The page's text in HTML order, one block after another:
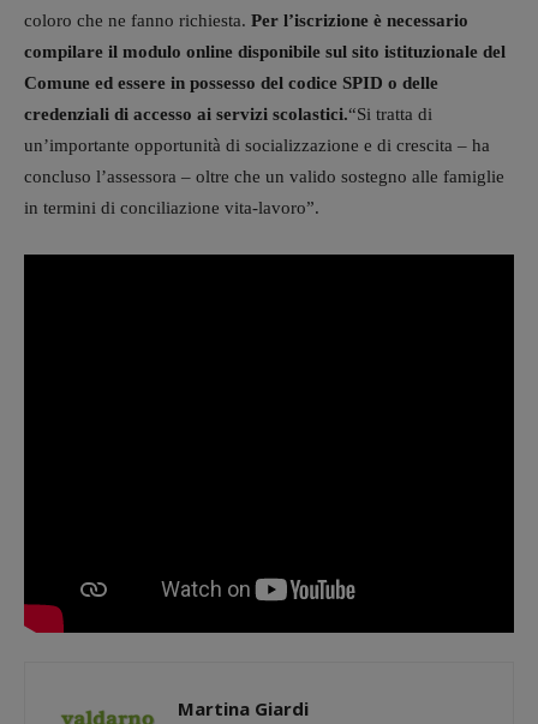
coloro che ne fanno richiesta. Per l’iscrizione è necessario
compilare il modulo online disponibile sul sito istituzionale del
Comune ed essere in possesso del codice SPID o delle
credenziali di accesso ai servizi scolastici.“Si tratta di
un’importante opportunità di socializzazione e di crescita – ha
concluso l’assessora – oltre che un valido sostegno alle famiglie
in termini di conciliazione vita-lavoro”.
Martina Giardi